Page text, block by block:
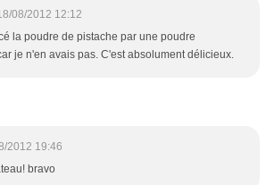
08/2012 12:12
la poudre de pistache par une poudre
je n'en avais pas. C'est absolument délicieux.
2012 19:46
bravo